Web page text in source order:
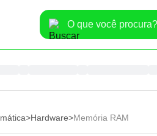
>Hardware>Memória RAM